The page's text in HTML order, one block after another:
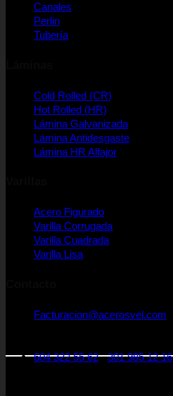
Canales
Perlin
Tubería
Cold Rolled (CR)
Hot Rolled (HR)
Lámina Galvanizada
Lámina Antidesgaste
Lámina HR Alfajor
Acero Figurado
Varilla Corrugada
Varilla Cuadrada
Varilla Lisa
Facturacion@acerosvel.com
604 322 55 62-301 985 12 16